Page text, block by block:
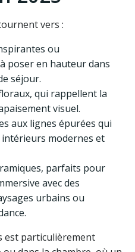
vers :
ou
poser en hauteur dans
séjour.
qui rappellent la
visuel.
aux lignes épurées qui
intérieurs modernes et
parfaits pour
avec des
urbains ou
est particulièrement